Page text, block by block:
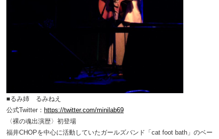
■るみ姉 るみねえ
公式Twitter： https://twitter.com/minilab69
〈裸の魂出演歴〉初登場
福井CHOPを中心に活動していたガールズバンド「cat foot bath」のベー